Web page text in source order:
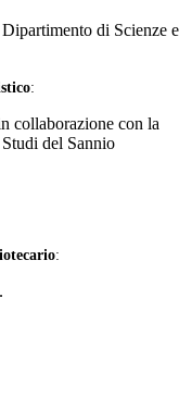
di Scienze e
:
collaborazione con la
del Sannio
: